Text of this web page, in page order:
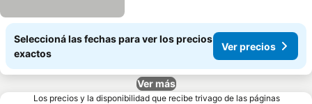
Seleccioná las fechas para ver los precios
exactos
Ver precios
Ver más
Los precios y la disponibilidad que recibe trivago de las páginas